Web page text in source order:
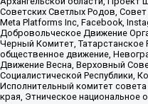
Советских Светлых Родов, Совет
Meta Platforms Inc, Facebook,
Добровольческое Движение
Черный Комитет, Татарстанское
общественное движение,
Движение Весна, Верховный
Социалистической Республики,
Исполнительный комитет
края, Этническое национальное